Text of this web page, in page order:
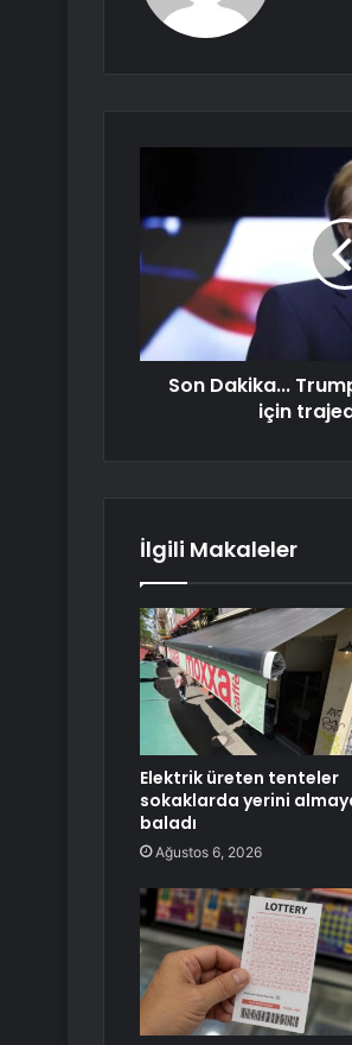
Son Dakika...
için
İlgili Makaleler
Elektrik üreten tenteler
sokaklarda yerini
baladı
Ağustos 6, 2026